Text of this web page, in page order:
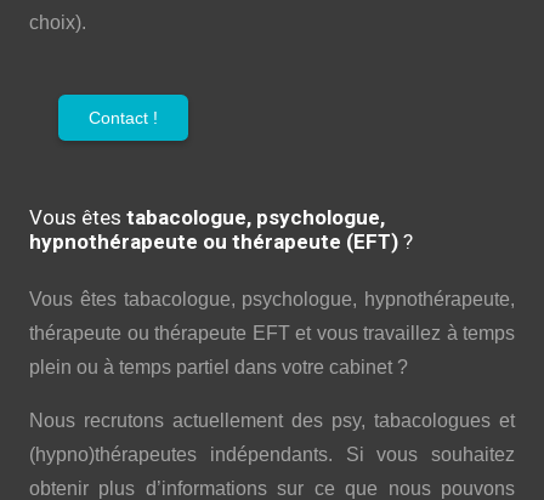
choix).
Contact !
Vous êtes tabacologue, psychologue,
hypnothérapeute ou thérapeute (EFT) ?
Vous êtes tabacologue, psychologue, hypnothérapeute,
thérapeute ou thérapeute EFT et vous travaillez à temps
plein ou à temps partiel dans votre cabinet ?
Nous recrutons actuellement des psy, tabacologues et
(hypno)thérapeutes indépendants. Si vous souhaitez
obtenir plus d’informations sur ce que nous pouvons